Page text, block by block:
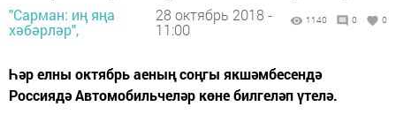
"Сарман: иң яңа
хәбәрләр",
28 октябрь 2018 -
11:00
1140 0 0
Һәр елны октябрь аеның соңгы якшәмбесендә
Россиядә Автомобильчеләр көне билгеләп үтелә.